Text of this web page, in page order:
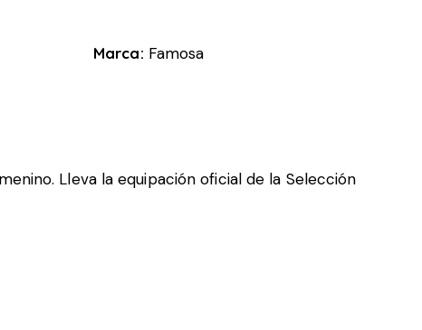
Marca: Famosa
Lleva la equipación oficial de la Selección